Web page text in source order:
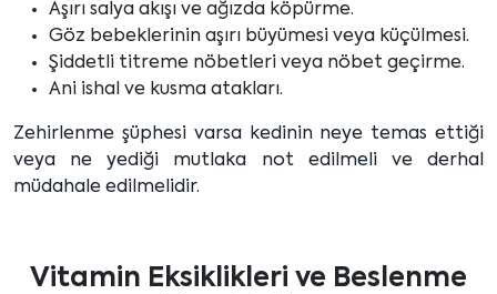
Aşırı salya akışı ve ağızda köpürme.
Göz bebeklerinin aşırı büyümesi veya küçülmesi.
Şiddetli titreme nöbetleri veya nöbet geçirme.
Ani ishal ve kusma atakları.
Zehirlenme şüphesi varsa kedinin neye temas ettiği
veya ne yediği mutlaka not edilmeli ve derhal
müdahale edilmelidir.
Vitamin Eksiklikleri ve Beslenme